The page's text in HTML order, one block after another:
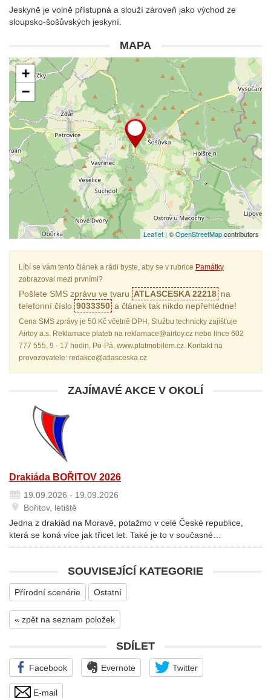
Jeskyně je volně přístupná a slouží zároveň jako východ ze
sloupsko-šošůvských jeskyní.
MAPA
+
−
Leaflet | ©OpenStreetMapcontributors
Líbí se vám tento článek a rádi byste, aby se v rubrice Památky
zobrazoval mezi prvními?
Pošlete SMS zprávu ve tvaru ATLASCESKA 22218 na
telefonní číslo 9033350 a článek tak nikdo nepřehlédne!
Cena SMS zprávy je 50 Kč včetně DPH. Službu technicky zajišťuje
Airtoy a.s. Reklamace plateb na reklamace@airtoy.cz nebo lince 602
777 555, 9 - 17 hodin, Po-Pá, www.platmobilem.cz. Kontakt na
provozovatele: redakce@atlasceska.cz
ZAJÍMAVÉ AKCE V OKOLÍ
Drakiáda BOŘITOV 2026
19.09.2026 - 19.09.2026
Bořitov, letiště
Jedna z drakiád na Moravě, potažmo v celé České republice,
která se koná více jak třicet let. Také je to v současné…
SOUVISEJÍCÍ KATEGORIE
Přírodní scenérie Ostatní
« zpět na seznam položek
SDÍLET
Facebook Evernote Twitter
E-mail